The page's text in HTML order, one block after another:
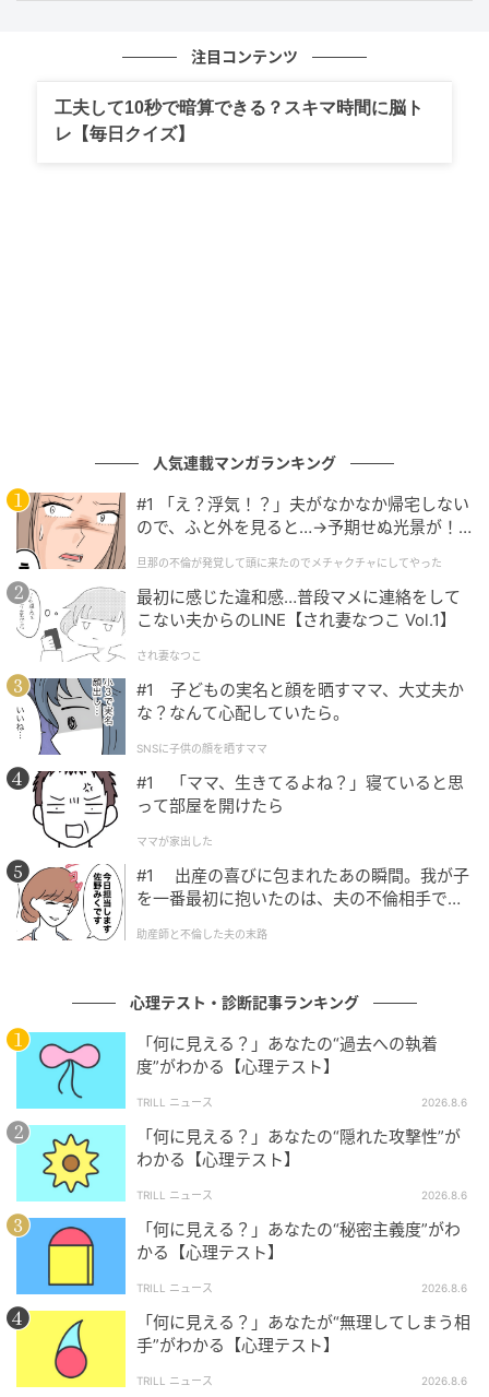
半々を選んだ人は、安心できる人間関係が人生の柱と
いることで、自分の存在を実感しやすいのではないで
しょうか。量よりも質を重視して、自分の本音を出せ
関係の断捨離をしてみてはいかがでしょうか。精神的
に落ち着いて成熟していくにつれて、あなた自身がよ
り深い絆や本音で語り合える関係を求めるようになる
かもしれません。気楽なつながりも大切ですが、長く
心に寄り添ってくれる人と関係を育むことで、あなた
の人生はより豊かで穏やかなものになっていくでしょ
う。
3．ルーの方が多めを選んだ人は「自分らしさ
（アイデンティティ）
ルーの方が多めを選んだ人は、自分らしさ（アイデン
ティティ）が人生の柱となるかもしれません。あなた
は他人を尊重する気持ちがあっても、他人に合わせて
ばかりで疲れていないでしょうか。周りを気にせず自
分の感性やスタイルを大切にする姿勢でいることが、
ルーの方が多めを選んだことは、自分軸の強さが表れ
ています。他人の評価に左右されず、自分の信じる道
を貫こうとする意志が強いのではないでしょうか。周
りと違うことを恐れるよりも、自分が自分でない感覚
のままいることの方が嫌なのかもしれません。
ただし、どんなに自分らしさを大切にしていても、社
会の中では人に合わせる柔軟さも必要です。仕事や家
庭、友人関係などで求められる自分が少しずつ違うこ
とに、戸惑う瞬間があるかもしれません。しかし、そ
れは他者との関係を築くためのバランスでもあり、信
念を失わないまま周りにも目を向けられたとき、より
成熟した“自分らしさ”が形になっていくのではないでし
ょうか。
注目コンテンツ
工夫して10秒で暗算できる？スキマ時間に脳ト
レ【毎日クイズ】
人気連載マンガランキング
#1 「え？浮気！？」夫がなかなか帰宅しない
ので、ふと外を見ると…→予期せぬ光景が！
クチャにしてやった
旦那の不倫が発覚して頭に来たのでメチャクチャにしてやった
最初に感じた違和感…普段マメに連絡をして
こない夫からのLINE【され妻なつこ Vol.1】
され妻なつこ
#1 子どもの実名と顔を晒すママ、大丈夫か
な？なんて心配していたら。
SNSに子供の顔を晒すママ
#1 「ママ、生きてるよね？」寝ていると思
って部屋を開けたら
ママが家出した
#1 出産の喜びに包まれたあの瞬間。我が子
を一番最初に抱いたのは、夫の不倫相手でし
助産師と不倫した夫の末路
心理テスト・診断記事ランキング
「何に見える？」あなたの“過去への執着
度”がわかる【心理テスト】
TRILL ニュース 2026.8.6
「何に見える？」あなたの“隠れた攻撃性”が
わかる【心理テスト】
TRILL ニュース 2026.8.6
「何に見える？」あなたの“秘密主義度”がわ
かる【心理テスト】
TRILL ニュース 2026.8.6
「何に見える？」あなたが“無理してしまう相
手”がわかる【心理テスト】
TRILL ニュース 2026.8.6